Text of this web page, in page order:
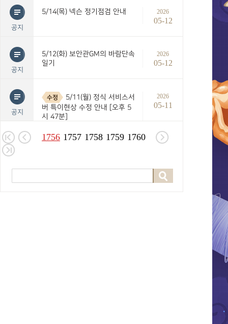
공지
5/14(목) 넥슨 정기점검 안내 2026
05-12
공지
5/12(화) 보안관GM의 바람단속
일기
2026
05-12
공지
수정
5/11(월) 정식 서비스서
버 특이현상 수정 안내 [오후 5
시 47분]
2026
05-11
1756 1757 1758 1759 1760